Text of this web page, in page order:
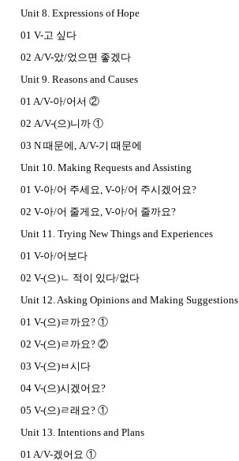
Unit 8. Expressions of Hope
01 V-고 싶다
02 A/V-았/었으면 좋겠다
Unit 9. Reasons and Causes
01 A/V-아/어서 ②
02 A/V-(으)니까 ①
03 N 때문에, A/V-기 때문에
Unit 10. Making Requests and Assisting
01 V-아/어 주세요, V-아/어 주시겠어요?
02 V-아/어 줄게요, V-아/어 줄까요?
Unit 11. Trying New Things and Experiences
01 V-아/어보다
02 V-(으)ㄴ 적이 있다/없다
Unit 12. Asking Opinions and Making Suggestions
01 V-(으)ㄹ까요? ①
02 V-(으)ㄹ까요? ②
03 V-(으)ㅂ시다
04 V-(으)시겠어요?
05 V-(으)ㄹ래요? ①
Unit 13. Intentions and Plans
01 A/V-겠어요 ①